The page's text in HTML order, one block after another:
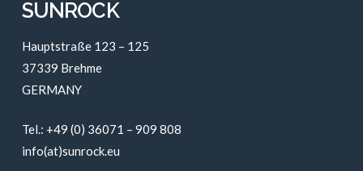
SUNROCK
Hauptstraße 123 – 125
37339 Brehme
GERMANY
Tel.: +49 (0) 36071 – 909 808
info(at)sunrock.eu